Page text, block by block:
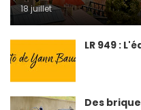
18 juillet
LR 949 :
Des